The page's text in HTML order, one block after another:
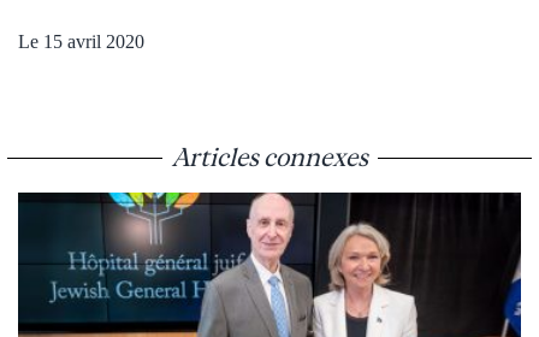
Le 15 avril 2020
Articles connexes